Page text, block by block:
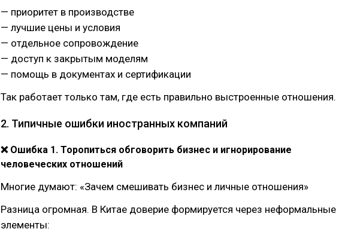
— приоритет в производстве
— лучшие цены и условия
— отдельное сопровождение
— доступ к закрытым моделям
— помощь в документах и сертификации
Так работает только там, где есть правильно выстроенные отношения.
2. Типичные ошибки иностранных компаний
❌ Ошибка 1. Торопиться обговорить бизнес и игнорирование
человеческих отношений
Многие думают: «Зачем смешивать бизнес и личные отношения»
Разница огромная. В Китае доверие формируется через неформальные
элементы: